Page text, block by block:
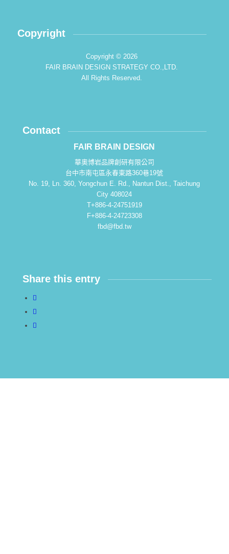
Copyright
Copyright © 2026
FAIR BRAIN DESIGN STRATEGY CO.,LTD.
All Rights Reserved.
Contact
FAIR BRAIN DESIGN
華奧博岩品牌創研有限公司
台中市南屯區永春東路360巷19號
No. 19, Ln. 360, Yongchun E. Rd., Nantun Dist., Taichung
City 408024
T+886-4-24751919
F+886-4-24723308
fbd@fbd.tw
Share this entry